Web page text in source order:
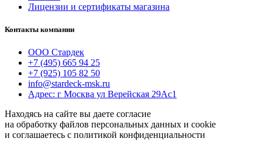
Лицензии и сертификаты магазина
Контакты компании
ООО Стардек
+7 (495) 665 94 25
+7 (925) 105 82 50
info@stardeck-msk.ru
Адрес: г Москва ул Верейская 29Ас1
Находясь на сайте вы даете согласие
на обработку файлов персональных данных и cookie
и соглашаетесь с политикой конфиденциальности